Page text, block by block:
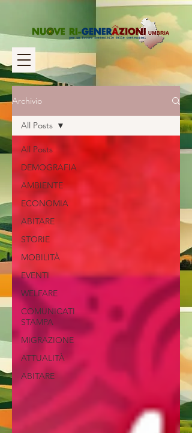
Archivio
All Posts
DEMOGRAFIA
AMBIENTE
ECONOMIA
ABITARE
STORIE
MOBILITÀ
EVENTI
WELFARE
COMUNICATI
STAMPA
MIGRAZIONE
ATTUALITÀ
ABITARE
All Posts